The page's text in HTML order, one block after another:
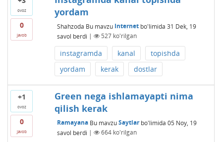
ovoz
0
javob
yordam
Shahzoda Bu mavzu Internetbo'limida 31 Dek, 19
savol berdi | 527ko'rilgan
instagramda kanal
topishda
yordam
kerak dostlar
+1
ovoz
0
javob
Green nega ishlamayapti nima
qilish kerak
Ramayana Bu mavzuSaytlarbo'limida 05 Noy, 19
savol berdi | 664ko'rilgan